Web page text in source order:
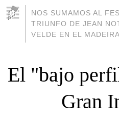
NOS SUMAMOS AL
TRIUNFO DE JEAN
VELDE EN EL
El "bajo
Gran